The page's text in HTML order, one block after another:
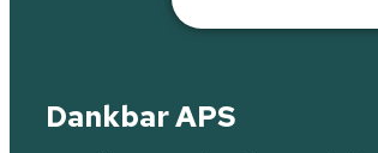
Dankbar APS